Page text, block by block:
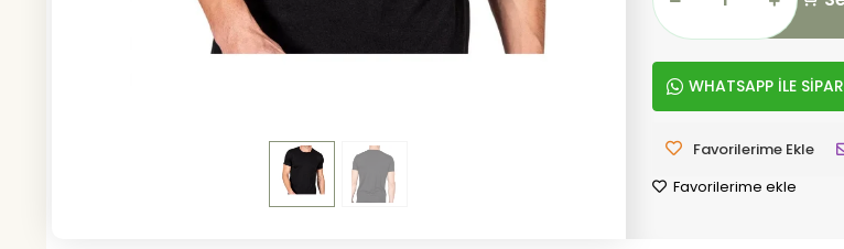
WHATSAPP İLE
Favorilerime Ekle
Favorilerime ekle